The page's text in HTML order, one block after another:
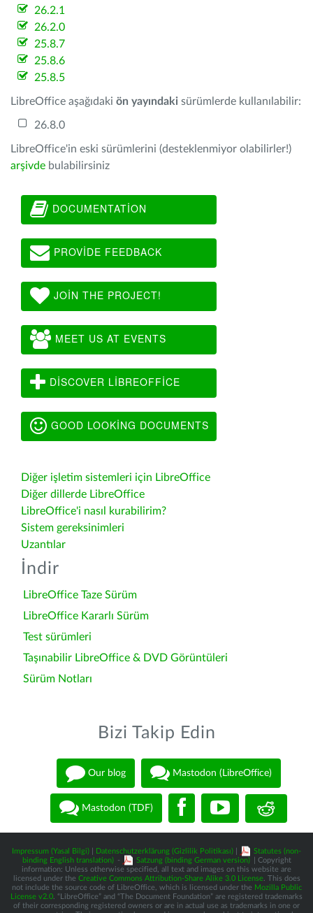
26.2.1
26.2.0
25.8.7
25.8.6
25.8.5
LibreOffice aşağıdaki ön yayındaki sürümlerde kullanılabilir:
26.8.0
LibreOffice'in eski sürümlerini (desteklenmiyor olabilirler!)
arşivde bulabilirsiniz
DOCUMENTATION
PROVIDE FEEDBACK
JOIN THE PROJECT!
MEET US AT EVENTS
DISCOVER LIBREOFFICE
GOOD LOOKING DOCUMENTS
Diğer işletim sistemleri için LibreOffice
Diğer dillerde LibreOffice
LibreOffice'i nasıl kurabilirim?
Sistem gereksinimleri
Uzantılar
İndir
LibreOffice Taze Sürüm
LibreOffice Kararlı Sürüm
Test sürümleri
Taşınabilir LibreOffice & DVD Görüntüleri
Sürüm Notları
Bizi Takip Edin
Our blog Mastodon (LibreOffice)
Mastodon (TDF)
Impressum (Yasal Bilgi) Datenschutzerklärung (Gizlilik Politikası)
Statutes (non-
binding English translation) - Satzung (binding German version)
| Copyright
information: Unless otherwise specified, all text and images on this website are
licensed under the Creative Commons Attribution-Share Alike 3.0 License. This does
not include the source code of LibreOffice, which is licensed under the Mozilla Public
License v2.0 . “LibreOffice” and “The Document Foundation” are registered trademarks
of their corresponding registered owners or are in actual use as trademarks in one or